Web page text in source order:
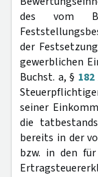
des vom
der
gewerblichen
Buchst. a, § 182
seiner
die
bereits in der
bzw. in den für